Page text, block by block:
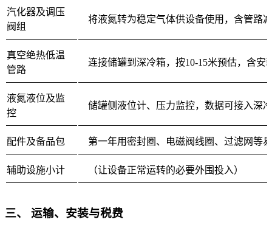
汽化器及调压
阀组
将液氮转为稳定气体供设备使用，含管路
真空绝热低温
管路
连接储罐到深冷箱，按10-15米预估，含安
液氮液位及监
控
储罐侧液位计、压力监控，数据可接入深
配件及备品包 第一年用密封圈、电磁阀线圈、过滤网等
辅助设施小计 （让设备正常运转的必要外围投入）
三、 运输、安装与税费